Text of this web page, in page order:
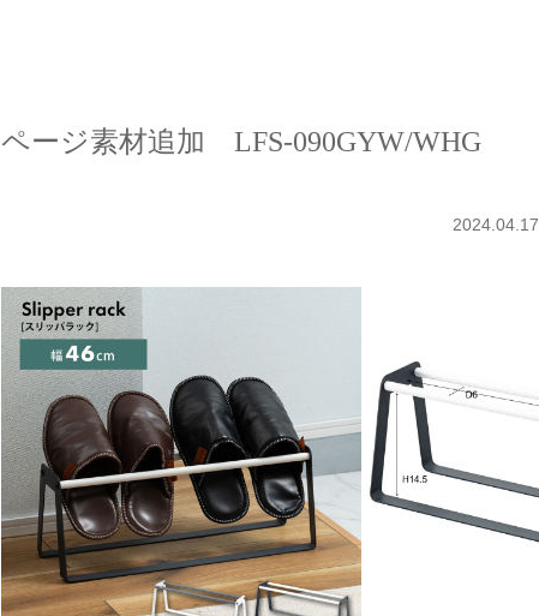
ページ素材追加 LFS-090GYW/WHG
2024.04.17